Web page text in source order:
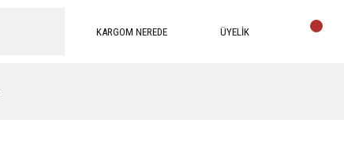
KARGOM NEREDE ÜYELİK